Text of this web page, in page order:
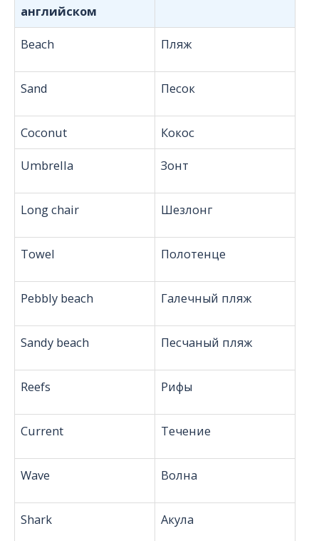
английском
Beach Пляж
Sand Песок
Coconut
Кокос
Umbrella
Зонт
Long chair Шезлонг
Towel Полотенце
Pebbly beach Галечный пляж
Sandy beach Песчаный пляж
Reefs Рифы
Current Течение
Wave Волна
Shark Акула